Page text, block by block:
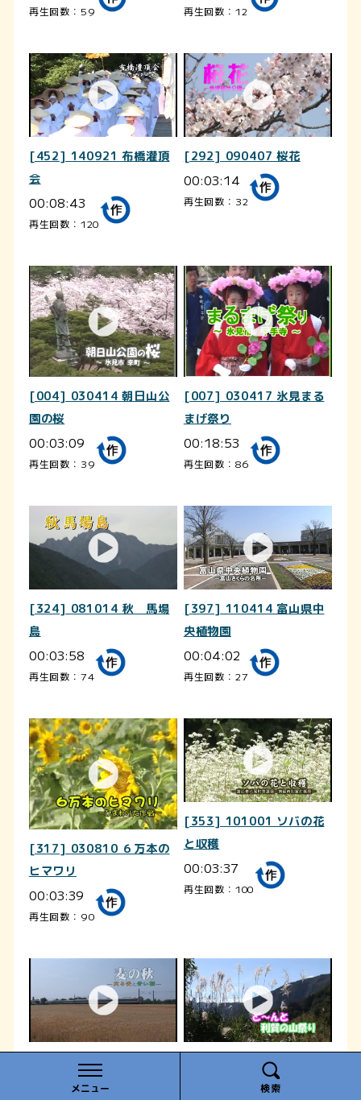
メニュー 検索
再生回数：59 再生回数：12
[452] 140921 布橋灌頂
会
00:08:43
再生回数：120
[292] 090407 桜花
00:03:14
再生回数：32
[004] 030414 朝日山公
園の桜
00:03:09
再生回数：39
[007] 030417 氷見まる
まげ祭り
00:18:53
再生回数：86
[324] 081014 秋 馬場
島
00:03:58
再生回数：74
[397] 110414 富山県中
央植物園
00:04:02
再生回数：27
[317] 030810 ６万本の
ヒマワリ
00:03:39
再生回数：90
[353] 101001 ソバの花
と収穫
00:03:37
再生回数：100
[343] 100609 麦の秋
00:03:25
[296] 051023 ど～んと